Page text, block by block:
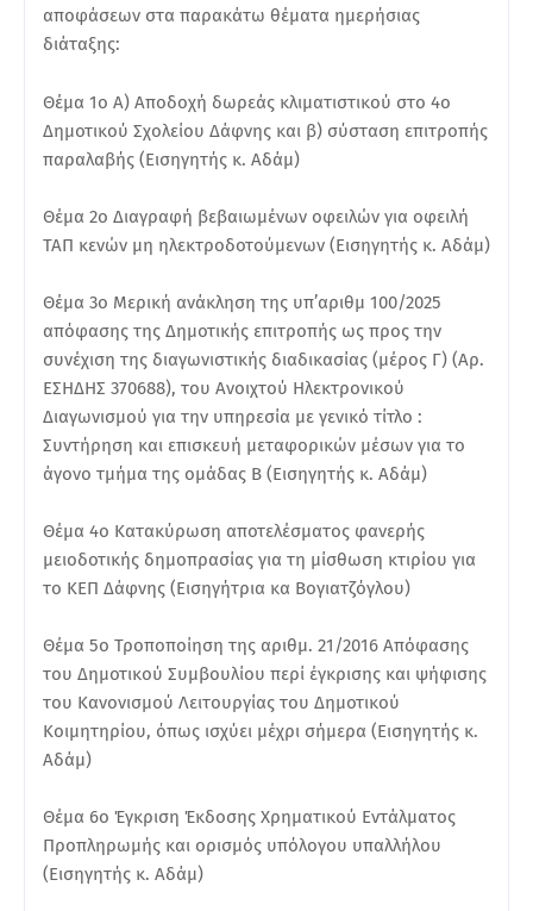
αποφάσεων στα παρακάτω θέματα ημερήσιας
διάταξης:
Θέμα 1ο Α) Αποδοχή δωρεάς κλιματιστικού στο 4ο
Δημοτικού Σχολείου Δάφνης και β) σύσταση επιτροπής
παραλαβής (Εισηγητής κ. Αδάμ)
Θέμα 2ο Διαγραφή βεβαιωμένων οφειλών για οφειλή
ΤΑΠ κενών μη ηλεκτροδοτούμενων (Εισηγητής κ. Αδάμ)
Θέμα 3ο Μερική ανάκληση της υπ’αριθμ 100/2025
απόφασης της Δημοτικής επιτροπής ως προς την
συνέχιση της διαγωνιστικής διαδικασίας (μέρος Γ) (Αρ.
ΕΣΗΔΗΣ 370688), του Ανοιχτού Ηλεκτρονικού
Διαγωνισμού για την υπηρεσία με γενικό τίτλο :
Συντήρηση και επισκευή μεταφορικών μέσων για το
άγονο τμήμα της ομάδας Β (Εισηγητής κ. Αδάμ)
Θέμα 4ο Κατακύρωση αποτελέσματος φανερής
μειοδοτικής δημοπρασίας για τη μίσθωση κτιρίου για
το ΚΕΠ Δάφνης (Εισηγήτρια κα Βογιατζόγλου)
Θέμα 5ο Τροποποίηση της αριθμ. 21/2016 Απόφασης
του Δημοτικού Συμβουλίου περί έγκρισης και ψήφισης
του Κανονισμού Λειτουργίας του Δημοτικού
Κοιμητηρίου, όπως ισχύει μέχρι σήμερα (Εισηγητής κ.
Αδάμ)
Θέμα 6ο Έγκριση Έκδοσης Χρηματικού Εντάλματος
Προπληρωμής και ορισμός υπόλογου υπαλλήλου
(Εισηγητής κ. Αδάμ)